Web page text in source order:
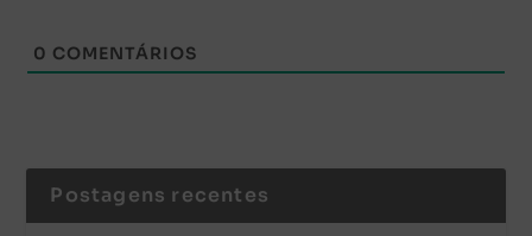
0 COMENTÁRIOS
Postagens recentes